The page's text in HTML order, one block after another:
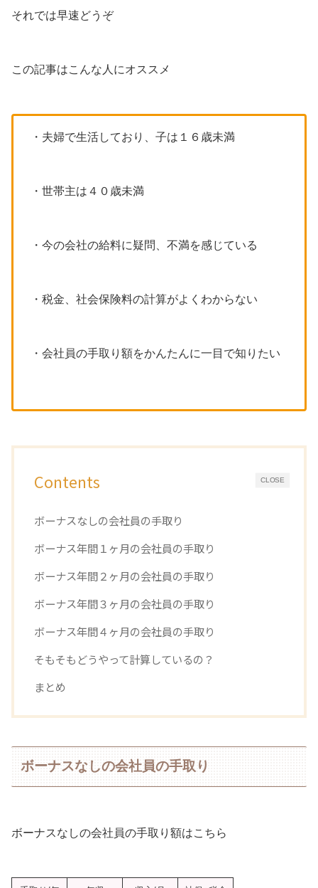
それでは早速どうぞ
この記事はこんな人にオススメ
・夫婦で生活しており、子は１６歳未満
・世帯主は４０歳未満
・今の会社の給料に疑問、不満を感じている
・税金、社会保険料の計算がよくわからない
・会社員の手取り額をかんたんに一目で知りたい
CLOSE
Contents
ボーナスなしの会社員の手取り
ボーナス年間１ヶ月の会社員の手取り
ボーナス年間２ヶ月の会社員の手取り
ボーナス年間３ヶ月の会社員の手取り
ボーナス年間４ヶ月の会社員の手取り
そもそもどうやって計算しているの？
まとめ
ボーナスなしの会社員の手取り
ボーナスなしの会社員の手取り額はこちら